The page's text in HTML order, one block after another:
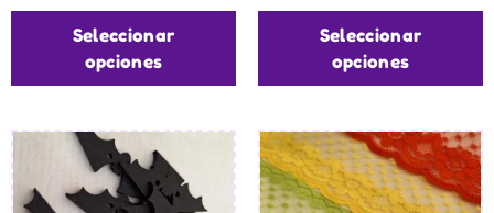
Seleccionar
opciones
Seleccionar
opciones